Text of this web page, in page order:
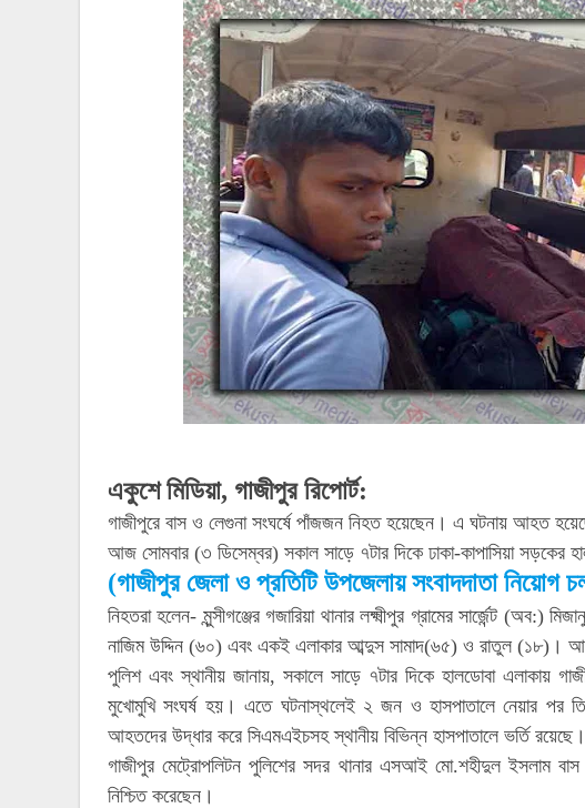
একুশে মিডিয়া, গাজীপুর রিপোর্ট:
গাজীপুরে বাস ও লেগুনা সংঘর্ষে পাঁজজন নিহত হয়েছেন। এ ঘটনায় আহত
আজ সোমবার (৩ ডিসেম্বর) সকাল সাড়ে ৭টার দিকে ঢাকা-কাপাসিয়া সড়কের
(গাজীপুর জেলা ও প্রতিটি উপজেলায় সংবাদদাতা
নিহতরা হলেন- মুন্সীগঞ্জের গজারিয়া থানার লক্ষ্মীপুর গ্রামের সার্জেন্ট (অব:)
নাজিম উদ্দিন (৬০) এবং একই এলাকার আব্দুস সামাদ(৬৫) ও রাতুল (১৮)।
পুলিশ এবং স্থানীয় জানায়, সকালে সাড়ে ৭টার দিকে হালডোবা এলাকায়
মুখোমুখি সংঘর্ষ হয়। এতে ঘটনাস্থলেই ২ জন ও হাসপাতালে নেয়ার
আহতদের উদ্ধার করে সিএমএইচসহ স্থানীয় বিভিন্ন হাসপাতালে ভর্তি রয়েছে।
গাজীপুর মেট্রোপলিটন পুলিশের সদর থানার এসআই মো.শহীদুল ইসলাম
নিশ্চিত করেছেন।